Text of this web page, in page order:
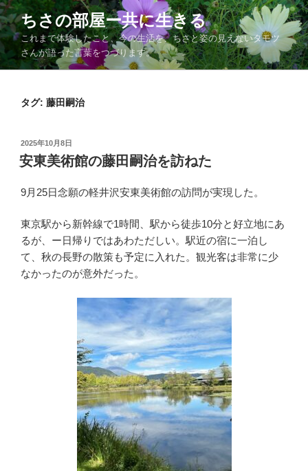
コ
ン
テ
ン
ツ
ちさの部屋ー共に生きる
これまで体験したこと、今の生活を、ちさと姿の見えないタモツ
さんが語った言葉をつづります。
タグ: 藤田嗣治
投
稿
日:
2025年10月8日
安東美術館の藤田嗣治を訪ねた
9月25日念願の軽井沢安東美術館の訪問が実現した。
東京駅から新幹線で1時間、駅から徒歩10分と好立地にあ
るが、ー日帰りではあわただしい。駅近の宿に一泊し
て、秋の長野の散策も予定に入れた。観光客は非常に少
なかったのが意外だった。